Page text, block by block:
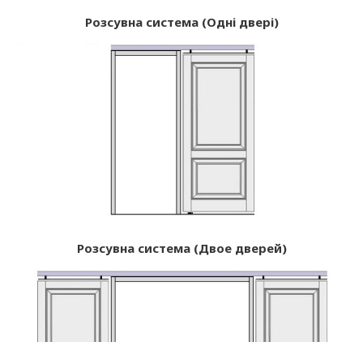
Розсувна система (Одні двері)
Розсувна система (Двое дверей)